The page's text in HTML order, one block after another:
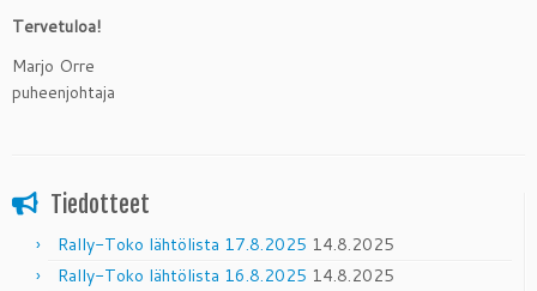
Tervetuloa!
Marjo Orre
puheenjohtaja
Tiedotteet
Rally-Toko lähtölista 17.8.2025 14.8.2025
Rally-Toko lähtölista 16.8.2025 14.8.2025